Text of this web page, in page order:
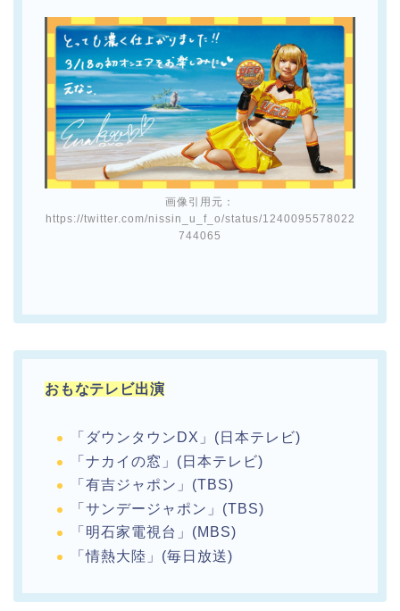
画像引用元：
https://twitter.com/nissin_u_f_o/status/1240095578022
744065
おもなテレビ出演
「ダウンタウンDX」(日本テレビ)
「ナカイの窓」(日本テレビ)
「有吉ジャポン」(TBS)
「サンデージャポン」(TBS)
「明石家電視台」(MBS)
「情熱大陸」(毎日放送)